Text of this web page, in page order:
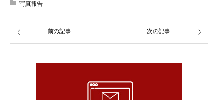
写真報告
前の記事 次の記事